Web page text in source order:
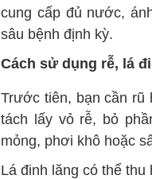
cung cấp đủ nước,
sâu bệnh định kỳ.
Cách sử dụng rễ, lá
Trước tiên, bạn cần rũ
tách lấy vỏ rễ, bỏ
mỏng, phơi khô hoặc
Lá đinh lăng có thể